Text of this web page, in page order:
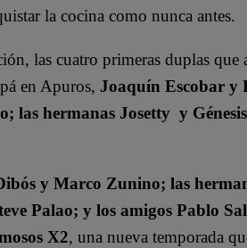
la cocina como nunca antes.
las cuatro primeras duplas
en Apuros, Joaquín Escobar y
las hermanas Josetty y
y Marco Zunino; las
Palao; y los amigos Pablo
X2, una nueva temporada